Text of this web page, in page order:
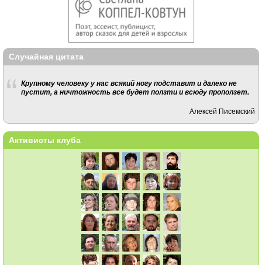
Случайная цитата
Крупному человеку у нас всякий ногу подставит и далеко не
пустит, а ничтожность все будет ползти и всюду проползет.
Алексей Писемский
Активисты клуба